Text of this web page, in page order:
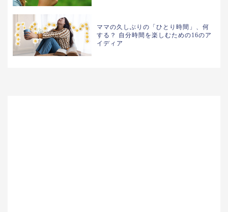
ママの久しぶりの「ひとり時間」、何
する？ 自分時間を楽しむための16のア
イディア